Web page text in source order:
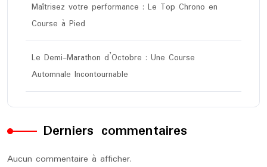
Maîtrisez votre performance : Le Top Chrono en
Course à Pied
Le Demi-Marathon d’Octobre : Une Course
Automnale Incontournable
Derniers commentaires
Aucun commentaire à afficher.